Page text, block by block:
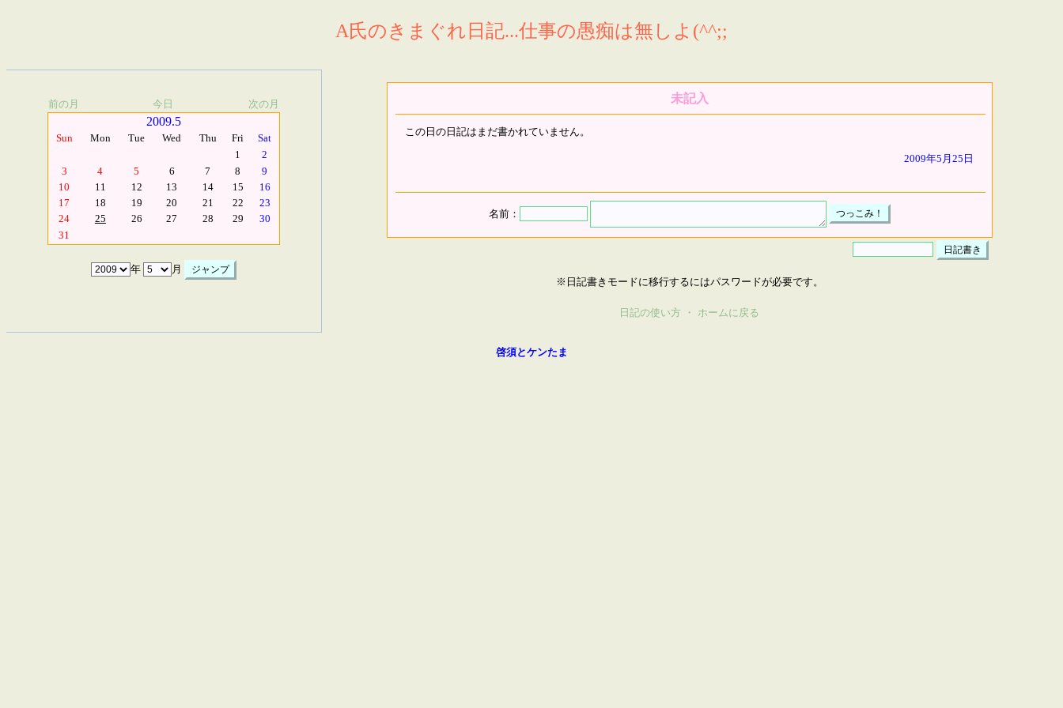
A氏のきまぐれ日記...仕事の愚痴は無しよ(^^;;
前の月 今日 次の月
2009.5
Sun Mon Tue Wed Thu Fri
Sat
1
2
3
4 5 6 7 8
9
10
11 12 13 14 15
16
17
18 19 20 21 22
23
24
25 26 27 28 29
30
31
年 月
未記入
この日の日記はまだ書かれていません。
2009年5月25日
名前：
※日記書きモードに移行するにはパスワードが必要です。
日記の使い方 ・ ホームに戻る
啓須とケンたま